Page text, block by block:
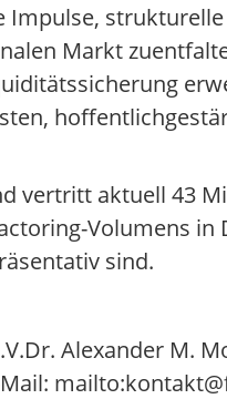
Impulse,
Markt
vertritt aktuell 43
Volumens
sind.
Alexander M.